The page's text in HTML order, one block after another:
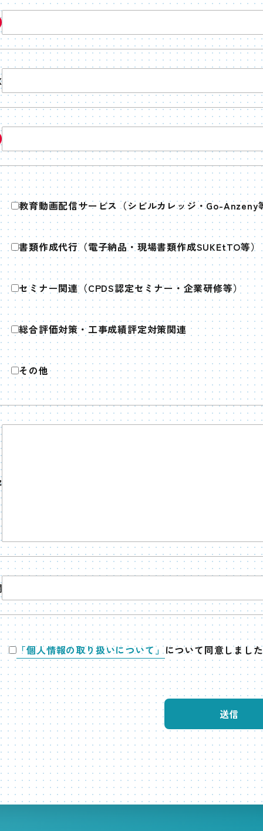
教育動画配信サービス（シビルカレッジ・Go-Anzeny
書類作成代行（電子納品・現場書類作成SUKEtTO等）
セミナー関連（CPDS認定セミナー・企業研修等）
総合評価対策・工事成績評定対策関連
その他
「個人情報の取り扱いについて」について同意しました